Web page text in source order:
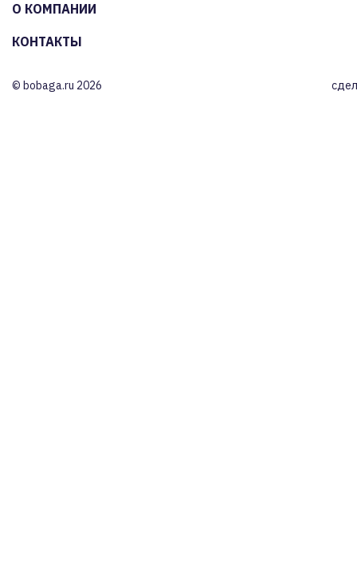
О КОМПАНИИ
КОНТАКТЫ
© bobaga.ru 2026